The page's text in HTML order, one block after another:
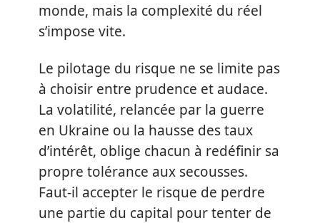
monde, mais la complexité du réel
s’impose vite.
Le pilotage du risque ne se limite pas
à choisir entre prudence et audace.
La volatilité, relancée par la guerre
en Ukraine ou la hausse des taux
d’intérêt, oblige chacun à redéfinir sa
propre tolérance aux secousses.
Faut-il accepter le risque de perdre
une partie du capital pour tenter de